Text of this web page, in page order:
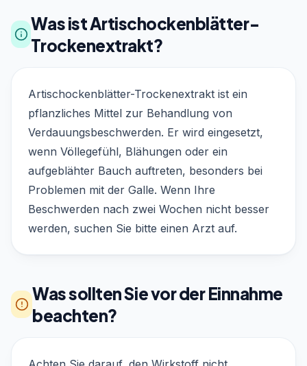
Was ist Artischockenblätter-
Trockenextrakt?
Artischockenblätter-Trockenextrakt ist ein
pflanzliches Mittel zur Behandlung von
Verdauungsbeschwerden. Er wird eingesetzt,
wenn Völlegefühl, Blähungen oder ein
aufgeblähter Bauch auftreten, besonders bei
Problemen mit der Galle. Wenn Ihre
Beschwerden nach zwei Wochen nicht besser
werden, suchen Sie bitte einen Arzt auf.
Was sollten Sie vor der Einnahme
beachten?